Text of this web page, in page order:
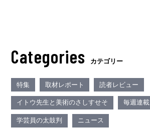
Categories カテゴリー
特集 取材レポート 読者レビュー
イトウ先生と美術のさしすせそ 毎週連載
学芸員の太鼓判 ニュース